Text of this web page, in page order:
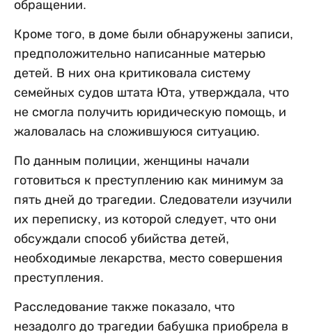
обращении.
Кроме того, в доме были обнаружены записи,
предположительно написанные матерью
детей. В них она критиковала систему
семейных судов штата Юта, утверждала, что
не смогла получить юридическую помощь, и
жаловалась на сложившуюся ситуацию.
По данным полиции, женщины начали
готовиться к преступлению как минимум за
пять дней до трагедии. Следователи изучили
их переписку, из которой следует, что они
обсуждали способ убийства детей,
необходимые лекарства, место совершения
преступления.
Расследование также показало, что
незадолго до трагедии бабушка приобрела в